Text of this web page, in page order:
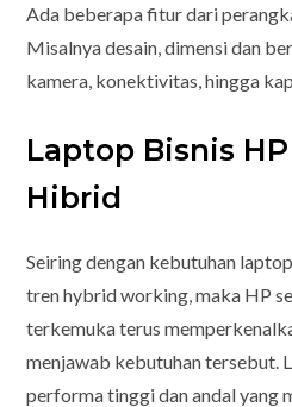
Ada beberapa fitur dari
Misalnya desain, dimensi dan
kamera, konektivitas, hingga
Laptop Bisnis
Hibrid
Seiring dengan kebutuhan
tren hybrid working, maka HP
terkemuka terus
menjawab kebutuhan tersebut.
performa tinggi dan andal yang